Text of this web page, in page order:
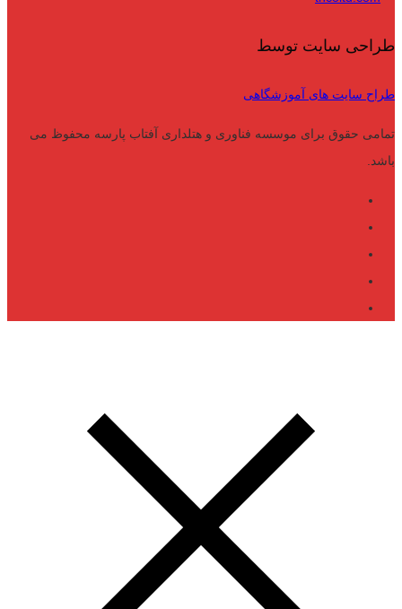
طراحی سایت توسط
طراح سایت های آموزشگاهی
تمامی حقوق برای موسسه فناوری و هتلداری آفتاب پارسه محفوظ می
باشد.